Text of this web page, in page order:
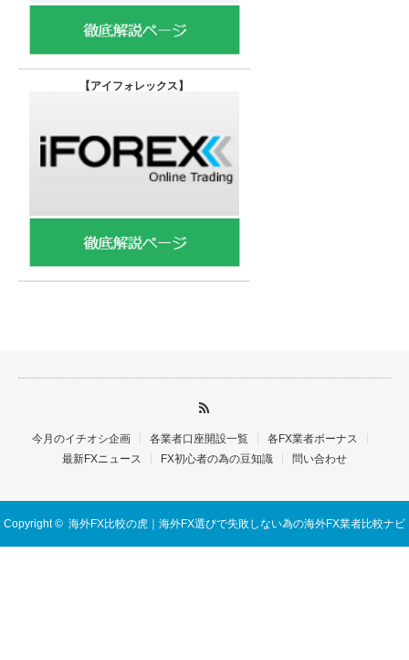
【アイフォレックス】
今月のイチオシ企画 各業者口座開設一覧
各FX業者ボーナス
最新FXニュース
FX初心者の為の豆知識 問い合わせ
Copyright © 海外FX比較の虎｜海外FX選びで失敗しない為の海外FX業者比較ナビ